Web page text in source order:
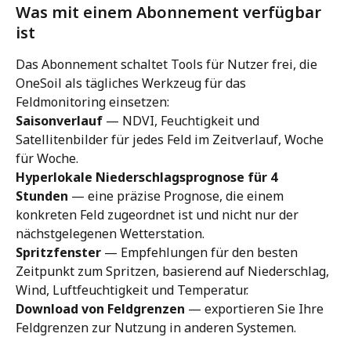
Was mit einem Abonnement verfügbar
ist
Das Abonnement schaltet Tools für Nutzer frei, die
OneSoil als tägliches Werkzeug für das
Feldmonitoring einsetzen:
Saisonverlauf — NDVI, Feuchtigkeit und
Satellitenbilder für jedes Feld im Zeitverlauf, Woche
für Woche.
Hyperlokale Niederschlagsprognose für 4
Stunden — eine präzise Prognose, die einem
konkreten Feld zugeordnet ist und nicht nur der
nächstgelegenen Wetterstation.
Spritzfenster — Empfehlungen für den besten
Zeitpunkt zum Spritzen, basierend auf Niederschlag,
Wind, Luftfeuchtigkeit und Temperatur.
Download von Feldgrenzen — exportieren Sie Ihre
Feldgrenzen zur Nutzung in anderen Systemen.